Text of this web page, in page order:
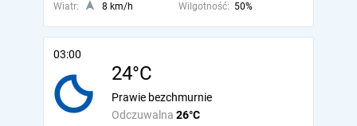
Wiatr:
8 km/h Wilgotność: 50%
03:00
24°C
Odczuwalna 26°C
Prawie bezchmurnie